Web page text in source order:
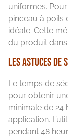
uniformes. Pour
pinceau à poils
idéale. Cette
du produit
Les astuces
Le temps de
pour obtenir
minimale de 24
application.
pendant 48